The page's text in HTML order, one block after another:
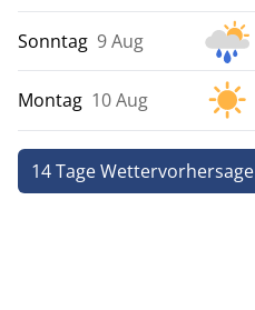
Sonntag 9 Aug
Montag 10 Aug
14 Tage Wettervorhersage